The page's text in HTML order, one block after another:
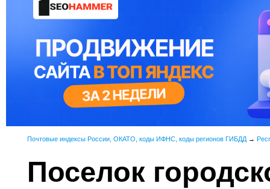
Почтовые индексы России, ОКАТО, коды ИФНС, коды регионов ГИБДД →
Поселок